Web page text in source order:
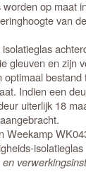
op maat
van
gleuven en zijn
optimaal bestand
Indien een
uiterlijk 18
Weekamp
isolatieglas